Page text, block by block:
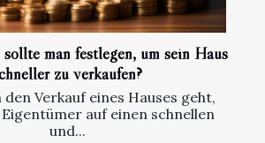
man festlegen, um sein Haus
zu verkaufen?
den Verkauf eines Hauses geht,
auf einen schnellen
und...